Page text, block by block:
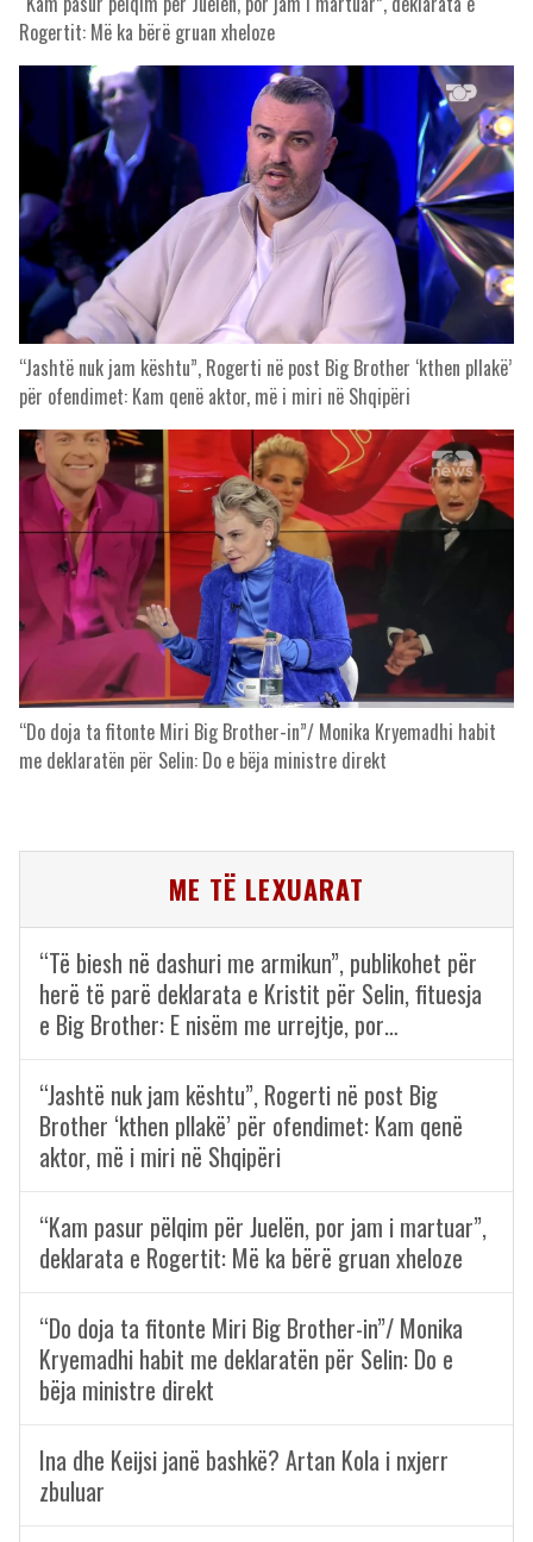
Rogertit: Më ka bërë gruan xheloze
“Jashtë nuk jam kështu”, Rogerti në post Big Brother ‘kthen pllakë’
për ofendimet: Kam qenë aktor, më i miri në Shqipëri
“Do doja ta fitonte Miri Big Brother-in”/ Monika Kryemadhi habit
me deklaratën për Selin: Do e bëja ministre direkt
ME TË LEXUARAT
“Të biesh në dashuri me armikun”, publikohet për
herë të parë deklarata e Kristit për Selin, fituesja
e Big Brother: E nisëm me urrejtje, por…
“Jashtë nuk jam kështu”, Rogerti në post Big
Brother ‘kthen pllakë’ për ofendimet: Kam qenë
aktor, më i miri në Shqipëri
“Kam pasur pëlqim për Juelën, por jam i martuar”,
deklarata e Rogertit: Më ka bërë gruan xheloze
“Do doja ta fitonte Miri Big Brother-in”/ Monika
Kryemadhi habit me deklaratën për Selin: Do e
bëja ministre direkt
Ina dhe Keijsi janë bashkë? Artan Kola i nxjerr
zbuluar